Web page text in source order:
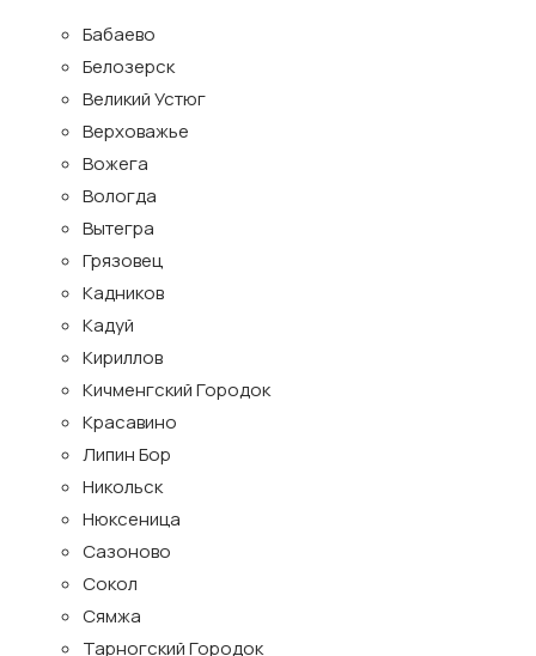
Бабаево
Белозерск
Великий Устюг
Верховажье
Вожега
Вологда
Вытегра
Грязовец
Кадников
Кадуй
Кириллов
Кичменгский Городок
Красавино
Липин Бор
Никольск
Нюксеница
Сазоново
Сокол
Сямжа
Тарногский Городок